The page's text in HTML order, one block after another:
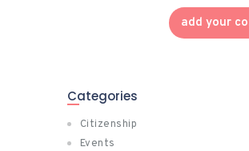
Categories
Citizenship
Events